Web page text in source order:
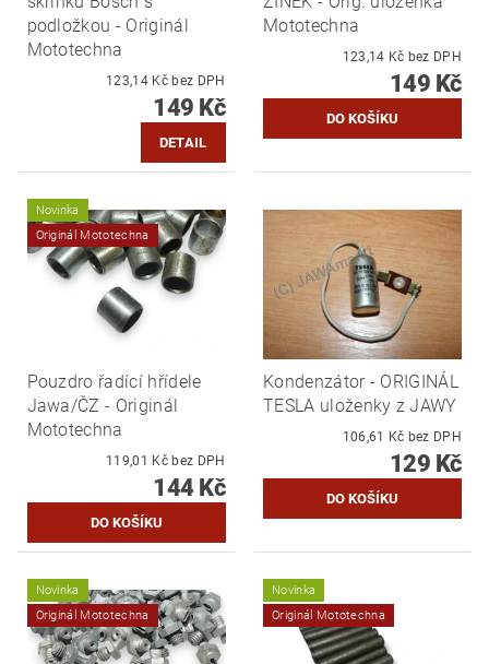
podložkou - Originál
Mototechna
123,14 Kč bez DPH
149 Kč
DETAIL
Mototechna
123,14 Kč bez DPH
149 Kč
Novinka
Originál Mototechna
Pouzdro řadící hřídele
Jawa/ČZ - Originál
Mototechna
119,01 Kč bez DPH
144 Kč
Kondenzátor - ORIGINÁL
TESLA uloženky z JAWY
106,61 Kč bez DPH
129 Kč
Novinka
Originál Mototechna
Novinka
Originál Mototechna